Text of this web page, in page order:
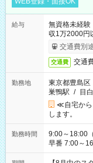
給与
無資格未経
収1万2000円
交通費別
交通費 交通
勤務地
東京都豊島区
巣鴨駅 / 目
≪自宅から
します。
勤務時間
9:00～18:00（休憩60分） ■ご希
早番 7:00～
と休みを合わ